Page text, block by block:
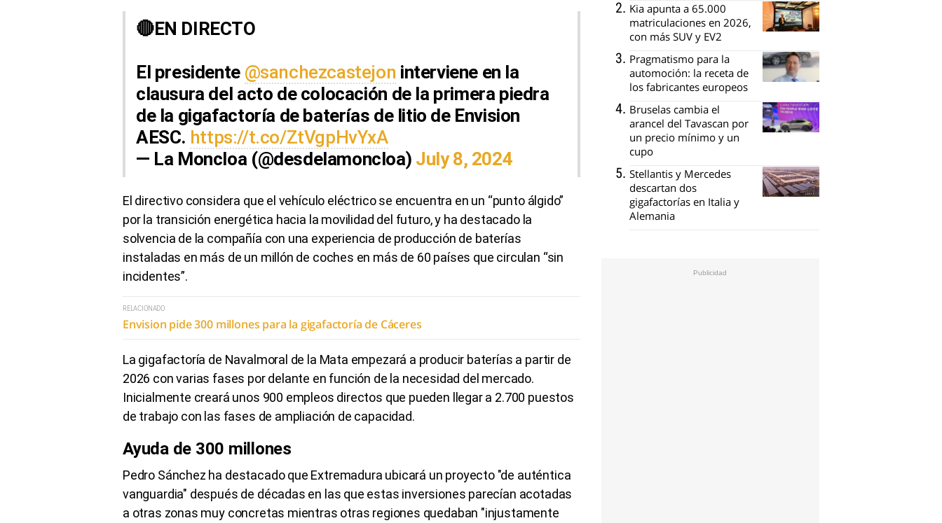
🔴EN DIRECTO
El presidente @sanchezcastejon interviene en la
clausura del acto de colocación de la primera piedra
de la gigafactoría de baterías de litio de Envision
AESC. https://t.co/ZtVgpHvYxA
— La Moncloa (@desdelamoncloa) July 8, 2024
El directivo considera que el vehículo eléctrico se encuentra en un “punto álgido”
por la transición energética hacia la movilidad del futuro, y ha destacado la
solvencia de la compañía con una experiencia de producción de baterías
instaladas en más de un millón de coches en más de 60 países que circulan “sin
incidentes”.
RELACIONADO
Envision pide 300 millones para la gigafactoría de Cáceres
La gigafactoría de Navalmoral de la Mata empezará a producir baterías a partir de
2026 con varias fases por delante en función de la necesidad del mercado.
Inicialmente creará unos 900 empleos directos que pueden llegar a 2.700 puestos
de trabajo con las fases de ampliación de capacidad.
Ayuda de 300 millones
Pedro Sánchez ha destacado que Extremadura ubicará un proyecto "de auténtica
vanguardia" después de décadas en las que estas inversiones parecían acotadas
a otras zonas muy concretas mientras otras regiones quedaban "injustamente
Kia apunta a 65.000
matriculaciones en 2026,
con más SUV y EV2
Pragmatismo para la
automoción: la receta de
los fabricantes europeos
Bruselas cambia el
arancel del Tavascan por
un precio mínimo y un
cupo
Stellantis y Mercedes
descartan dos
gigafactorías en Italia y
Alemania